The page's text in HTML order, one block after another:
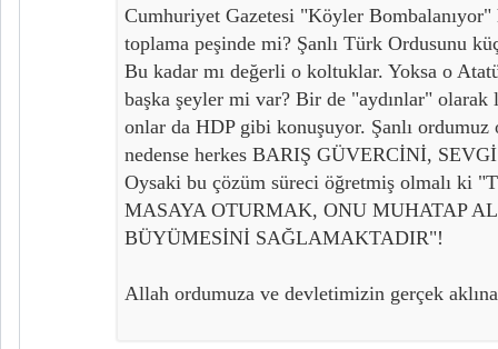
Cumhuriyet Gazetesi "Köyler
toplama peşinde mi? Şanlı Türk Ordusunu
Bu kadar mı değerli o koltuklar. Yoksa o
başka şeyler mi var? Bir de "aydınlar"
onlar da HDP gibi konuşuyor. Şanlı ordumuz
nedense herkes BARIŞ GÜVERCİNİ,
Oysaki bu çözüm süreci öğretmiş olmalı ki
MASAYA OTURMAK, ONU MUHATAP
BÜYÜMESİNİ SAĞLAMAKTADIR"!
Allah ordumuza ve devletimizin gerçek